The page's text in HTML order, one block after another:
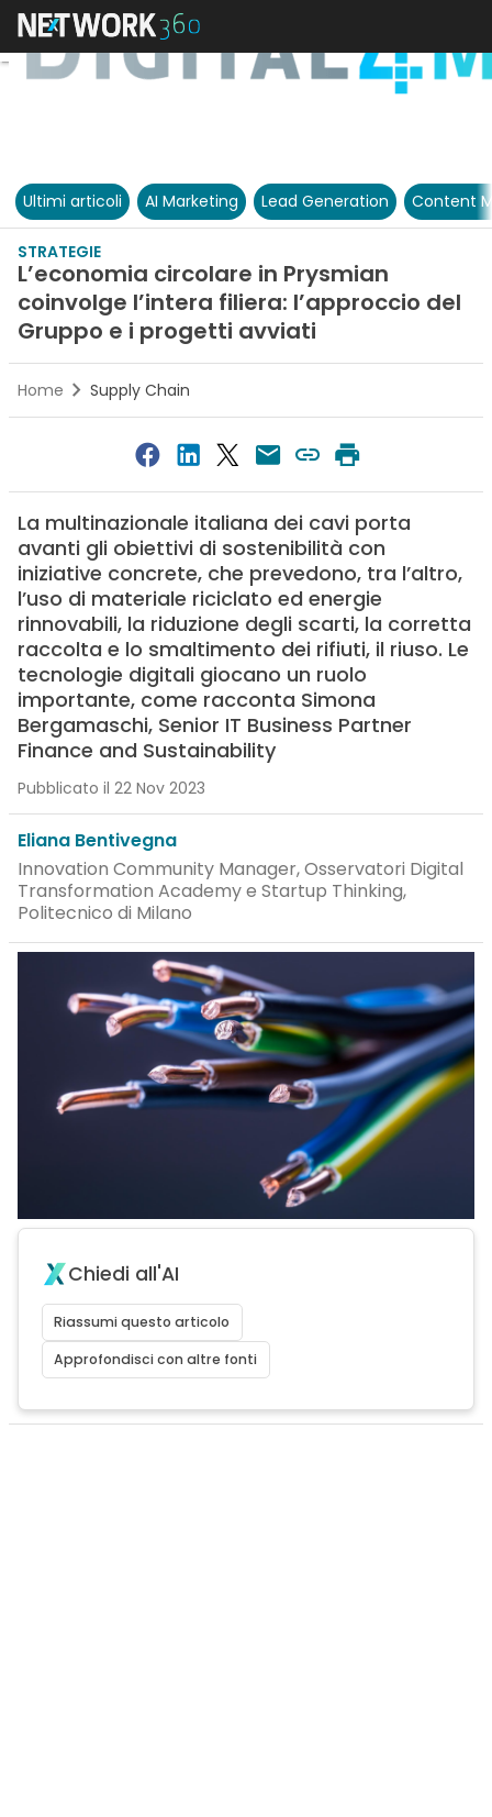
Ultimi articoli AI Marketing Lead Generation Content
STRATEGIE
L’economia circolare in Prysmian
coinvolge l’intera filiera: l’approccio del
Gruppo e i progetti avviati
Home Supply Chain
La multinazionale italiana dei cavi porta
avanti gli obiettivi di sostenibilità con
iniziative concrete, che prevedono, tra l’altro,
l’uso di materiale riciclato ed energie
rinnovabili, la riduzione degli scarti, la corretta
raccolta e lo smaltimento dei rifiuti, il riuso. Le
tecnologie digitali giocano un ruolo
importante, come racconta Simona
Bergamaschi, Senior IT Business Partner
Finance and Sustainability
Pubblicato il 22 Nov 2023
Eliana Bentivegna
Innovation Community Manager, Osservatori Digital
Transformation Academy e Startup Thinking,
Politecnico di Milano
Chiedi all'AI
Riassumi questo articolo
Approfondisci con altre fonti